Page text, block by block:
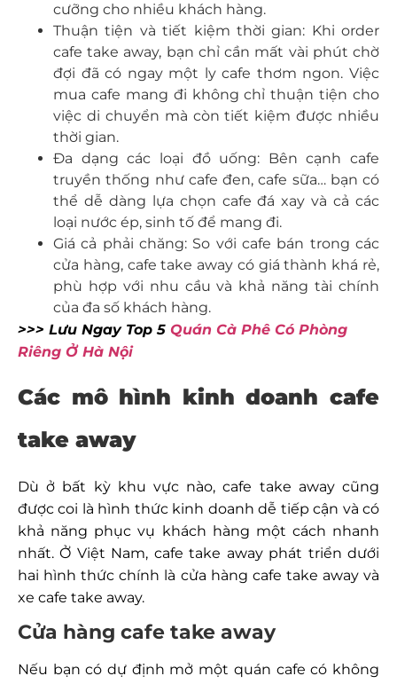
cưỡng cho nhiều khách hàng.
Thuận tiện và tiết kiệm thời gian: Khi order
cafe take away, bạn chỉ cần mất vài phút chờ
đợi đã có ngay một ly cafe thơm ngon. Việc
mua cafe mang đi không chỉ thuận tiện cho
việc di chuyển mà còn tiết kiệm được nhiều
thời gian.
Đa dạng các loại đồ uống: Bên cạnh cafe
truyền thống như cafe đen, cafe sữa… bạn có
thể dễ dàng lựa chọn cafe đá xay và cả các
loại nước ép, sinh tố để mang đi.
Giá cả phải chăng: So với cafe bán trong các
cửa hàng, cafe take away có giá thành khá rẻ,
phù hợp với nhu cầu và khả năng tài chính
của đa số khách hàng.
>>> Lưu Ngay Top 5 Quán Cà Phê Có Phòng
Riêng Ở Hà Nội
Các mô hình kinh doanh cafe
take away
Dù ở bất kỳ khu vực nào, cafe take away cũng
được coi là hình thức kinh doanh dễ tiếp cận và có
khả năng phục vụ khách hàng một cách nhanh
nhất. Ở Việt Nam, cafe take away phát triển dưới
hai hình thức chính là cửa hàng cafe take away và
xe cafe take away.
Cửa hàng cafe take away
Nếu bạn có dự định mở một quán cafe có không